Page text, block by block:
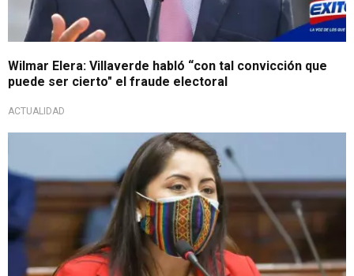
Wilmar Elera: Villaverde habló “con tal convicción que
puede ser cierto" el fraude electoral
ACTUALIDAD